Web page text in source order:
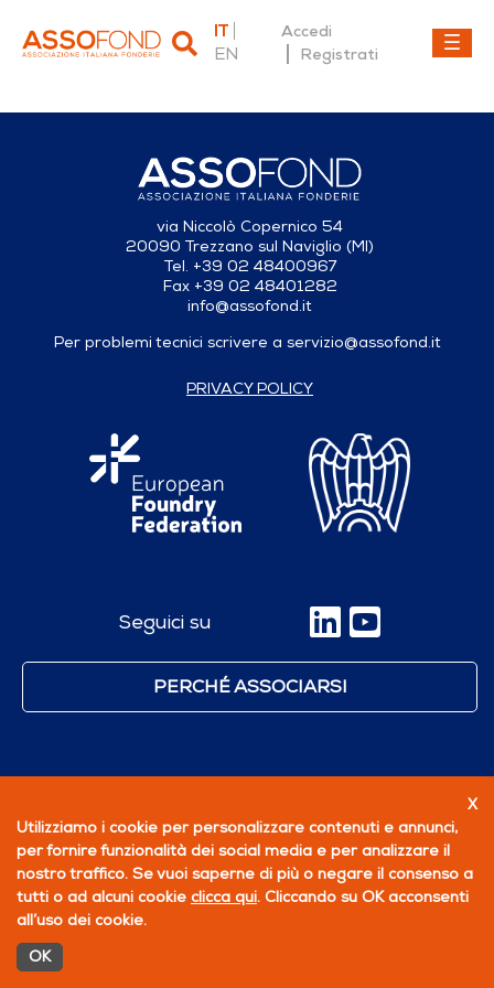
IT
EN
Accedi
Registrati
via Niccolò Copernico 54
20090 Trezzano sul Naviglio (MI)
Tel. +39 02 48400967
Fax +39 02 48401282
info@assofond.it
Per problemi tecnici scrivere a servizio@assofond.it
PRIVACY POLICY
Seguici su
PERCHÉ ASSOCIARSI
X
Utilizziamo i cookie per personalizzare contenuti e annunci,
per fornire funzionalità dei social media e per analizzare il
nostro traffico. Se vuoi saperne di più o negare il consenso a
tutti o ad alcuni cookie clicca qui. Cliccando su OK acconsenti
all’uso dei cookie.
OK